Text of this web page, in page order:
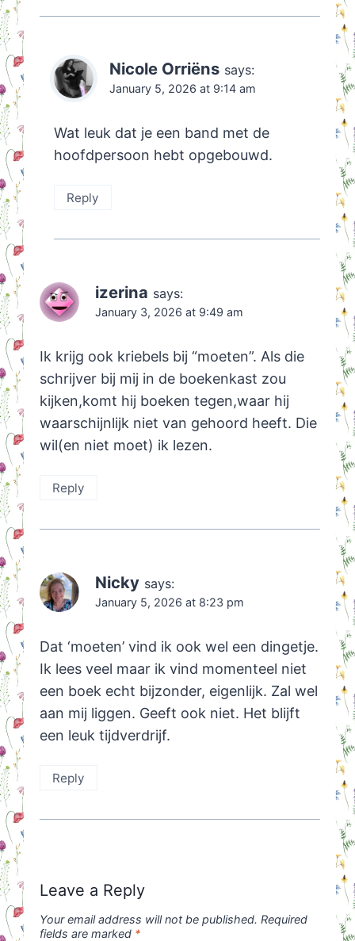
Nicole Orriëns says:
January 5, 2026 at 9:14 am
Wat leuk dat je een band met de
hoofdpersoon hebt opgebouwd.
Reply
izerina says:
January 3, 2026 at 9:49 am
Ik krijg ook kriebels bij “moeten”. Als die
schrijver bij mij in de boekenkast zou
kijken,komt hij boeken tegen,waar hij
waarschijnlijk niet van gehoord heeft. Die
wil(en niet moet) ik lezen.
Reply
Nicky says:
January 5, 2026 at 8:23 pm
Dat ‘moeten’ vind ik ook wel een dingetje.
Ik lees veel maar ik vind momenteel niet
een boek echt bijzonder, eigenlijk. Zal wel
aan mij liggen. Geeft ook niet. Het blijft
een leuk tijdverdrijf.
Reply
Leave a Reply
Your email address will not be published. Required
fields are marked *